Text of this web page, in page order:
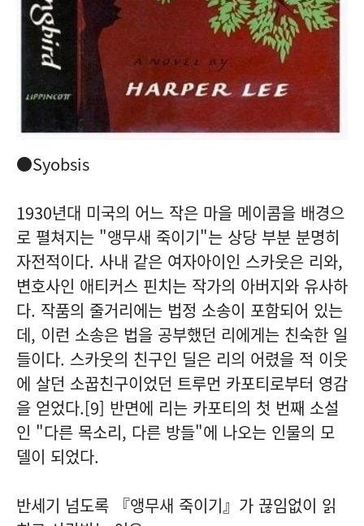
●Syobsis
1930년대 미국의 어느 작은 마을 메이콤을 배경으
로 펼쳐지는 "앵무새 죽이기"는 상당 부분 분명히
자전적이다. 사내 같은 여자아이인 스카웃은 리와,
변호사인 애티커스 핀치는 작가의 아버지와 유사하
다. 작품의 줄거리에는 법정 소송이 포함되어 있는
데, 이런 소송은 법을 공부했던 리에게는 친숙한 일
들이다. 스카웃의 친구인 딜은 리의 어렸을 적 이웃
에 살던 소꿉친구이었던 트루먼 카포티로부터 영감
을 얻었다.[9] 반면에 리는 카포티의 첫 번째 소설
인 "다른 목소리, 다른 방들"에 나오는 인물의 모
델이 되었다.
반세기 넘도록 『앵무새 죽이기』가 끊임없이 읽